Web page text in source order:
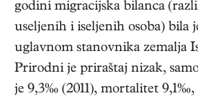
godini migracijska bilanca
useljenih i iseljenih osoba) bila
uglavnom stanovnika zemalja
Prirodni je priraštaj nizak,
je 9,3‰ (2011), mortalitet 9,1‰,